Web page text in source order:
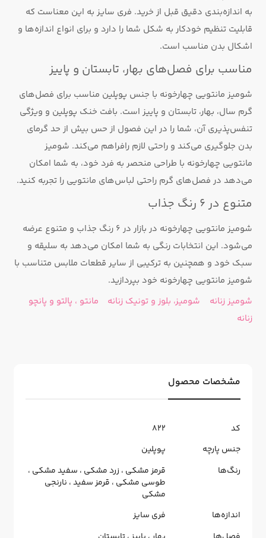
به اندازه‌بندی دقیق قبل از خرید. فری سایز به این معناست که
قابلیت تنظیم خودکار به شکل شما را دارد و برای انواع اندازه‌ها و
اشکال بدن مناسب است.
مناسب برای فصل‌های بهار، تابستان و پاییز
شومیز مانتویی چهارخونه با جنس پوپلین مناسب برای فصل‌های
گرم سال، بهار، تابستان و پاییز است. بافت خنک پوپلین و ویژگی
تنفس‌پذیری آن، شما را در این فصول از حس بیش از حد گرمای
بدن جلوگیری می‌کند و راحتی لازم رافراهم می‌کند. شومیز
مانتویی چهارخونه با طراحی منحصر به فرد خود، به شما امکان
می‌دهد در فصل‌های گرم راحتی لباس‌های مانتویی را تجربه کنید.
متنوع در 6 رنگ جذاب
شومیز مانتویی چهارخونه در بازار در 6 رنگ جذاب و متنوع عرضه
می‌شود. این انتخابات رنگی به شما امکان می‌دهد به سلیقه و
سبک خود و همچنین به ترکیبی از سایر قطعات ملابس متناسب با
شومیز مانتویی چهارخونه خود بپردازید.
شومیز زنانه
شومیز، بلوز و تونیک زنانه
مانتو ، پالتو و پانچو
زنانه
مشخصات محصول
کد
822
جنس پارچه
پوپلین
رنگ‌ها
قرمز مشکی ، زرد مشکی ، سفید مشکی ،
طوسی مشکی ، قرمز سفید، نارنجی
مشکی
اندازه‌ها
فری سایز